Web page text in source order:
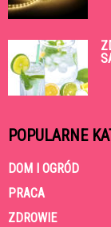
POPULARNE
DOM I OGRÓD
PRACA
ZDROWIE